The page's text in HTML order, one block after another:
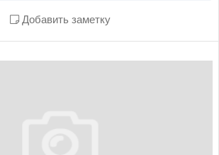
Добавить заметку